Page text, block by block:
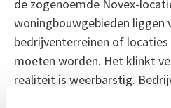
de zogenoemde Novex-
woningbouwgebieden liggen
bedrijventerreinen of
moeten worden. Het klinkt
realiteit is weerbarstig.
verplaatst, grond moet